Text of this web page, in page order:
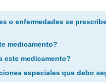
o enfermedades se
medicamento?
este medicamento?
especiales que debo